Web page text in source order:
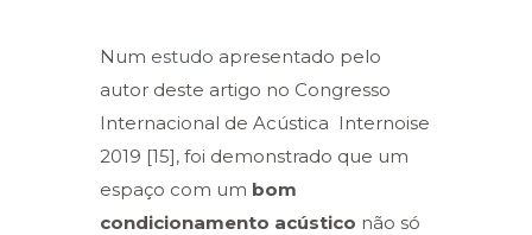
Num estudo apresentado pelo
autor deste artigo no Congresso
Internacional de Acústica Internoise
2019 [15], foi demonstrado que um
espaço com um bom
condicionamento acústico não só